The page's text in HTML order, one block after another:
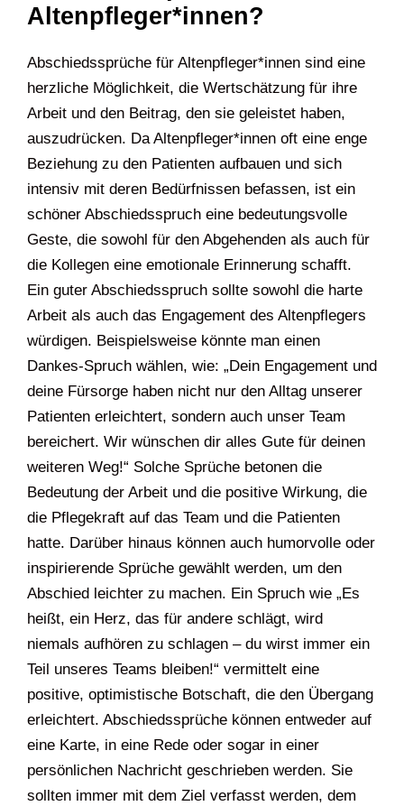
Altenpfleger*innen?
Abschiedssprüche für Altenpfleger*innen sind eine
herzliche Möglichkeit, die Wertschätzung für ihre
Arbeit und den Beitrag, den sie geleistet haben,
auszudrücken. Da Altenpfleger*innen oft eine enge
Beziehung zu den Patienten aufbauen und sich
intensiv mit deren Bedürfnissen befassen, ist ein
schöner Abschiedsspruch eine bedeutungsvolle
Geste, die sowohl für den Abgehenden als auch für
die Kollegen eine emotionale Erinnerung schafft.
Ein guter Abschiedsspruch sollte sowohl die harte
Arbeit als auch das Engagement des Altenpflegers
würdigen. Beispielsweise könnte man einen
Dankes-Spruch wählen, wie: „Dein Engagement und
deine Fürsorge haben nicht nur den Alltag unserer
Patienten erleichtert, sondern auch unser Team
bereichert. Wir wünschen dir alles Gute für deinen
weiteren Weg!“ Solche Sprüche betonen die
Bedeutung der Arbeit und die positive Wirkung, die
die Pflegekraft auf das Team und die Patienten
hatte. Darüber hinaus können auch humorvolle oder
inspirierende Sprüche gewählt werden, um den
Abschied leichter zu machen. Ein Spruch wie „Es
heißt, ein Herz, das für andere schlägt, wird
niemals aufhören zu schlagen – du wirst immer ein
Teil unseres Teams bleiben!“ vermittelt eine
positive, optimistische Botschaft, die den Übergang
erleichtert. Abschiedssprüche können entweder auf
eine Karte, in eine Rede oder sogar in einer
persönlichen Nachricht geschrieben werden. Sie
sollten immer mit dem Ziel verfasst werden, dem